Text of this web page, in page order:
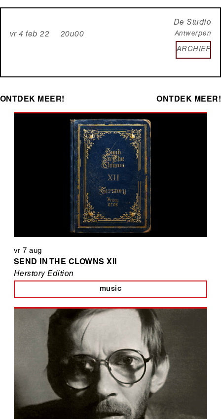
vr 4 feb 22 20u00
De Studio
Antwerpen
ARCHIEF
ONTDEK MEER! ONTDEK MEER!
vr 7 aug
SEND IN THE CLOWNS XII
Herstory Edition
music